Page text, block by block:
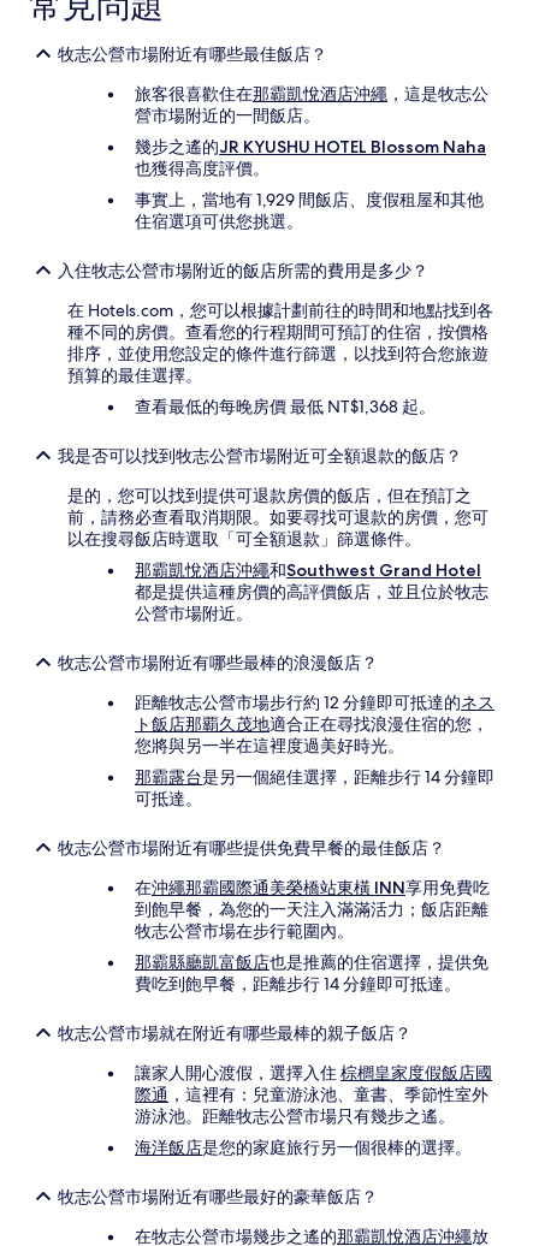
牧志公營市場附近有哪些最佳飯店？
旅客很喜歡住在那霸凱悅酒店沖繩 ，這是牧志公
營市場附近的一間飯店。
幾步之遙的JR KYUSHU HOTEL Blossom Naha
也獲得高度評價。
事實上，當地有 1,929 間飯店、度假租屋和其他
住宿選項可供您挑選。
入住牧志公營市場附近的飯店所需的費用是多少？
在 Hotels.com，您可以根據計劃前往的時間和地點找到各
種不同的房價。查看您的行程期間可預訂的住宿，按價格
排序，並使用您設定的條件進行篩選，以找到符合您旅遊
預算的最佳選擇。
查看最低的每晚房價 最低 NT$1,368 起。
我是否可以找到牧志公營市場附近可全額退款的飯店？
是的，您可以找到提供可退款房價的飯店，但在預訂之
前，請務必查看取消期限。如要尋找可退款的房價，您可
以在搜尋飯店時選取「可全額退款」篩選條件。
那霸凱悅酒店沖繩和Southwest Grand Hotel
都是提供這種房價的高評價飯店，並且位於牧志
公營市場附近。
牧志公營市場附近有哪些最棒的浪漫飯店？
距離牧志公營市場步行約 12 分鐘即可抵達的ネス
ト飯店那覇久茂地適合正在尋找浪漫住宿的您，
您將與另一半在這裡度過美好時光。
那霸露台是另一個絕佳選擇，距離步行 14 分鐘即
可抵達。
牧志公營市場附近有哪些提供免費早餐的最佳飯店？
在沖繩那霸國際通美榮橋站東橫 INN享用免費吃
到飽早餐，為您的一天注入滿滿活力；飯店距離
牧志公營市場在步行範圍內。
那霸縣廳凱富飯店也是推薦的住宿選擇，提供免
費吃到飽早餐，距離步行 14 分鐘即可抵達。
牧志公營市場就在附近有哪些最棒的親子飯店？
讓家人開心渡假，選擇入住 棕櫚皇家度假飯店國
際通 ，這裡有：兒童游泳池、童書、季節性室外
游泳池。距離牧志公營市場只有幾步之遙。
海洋飯店是您的家庭旅行另一個很棒的選擇。
牧志公營市場附近有哪些最好的豪華飯店？
在牧志公營市場幾步之遙的那霸凱悅酒店沖繩放